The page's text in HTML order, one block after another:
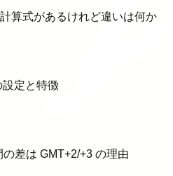
算式があるけれど違いは何か
設定と特徴
差は GMT+2/+3 の理由